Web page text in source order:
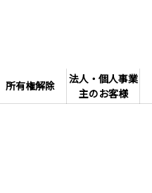
所有権解除
法人・個人事業
主のお客様